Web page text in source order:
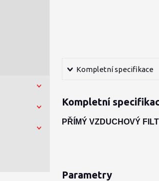
Kompletní specifikace
Kompletní
PŘÍMÝ VZDUCHOVÝ
Parametry